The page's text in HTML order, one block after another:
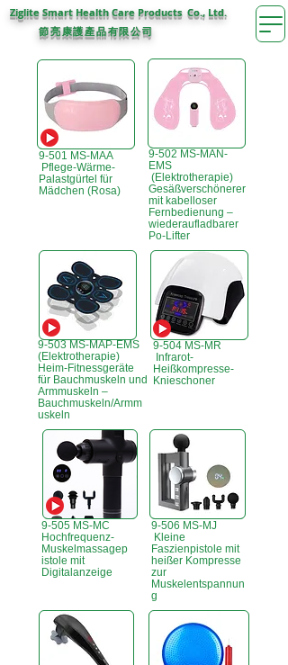
Ziglite Smart Health Care Products Co., Ltd.
節亮康護產品有限公司
9-501 MS-MAA
Pflege-Wärme-
Palastgürtel für
Mädchen (Rosa)
9-502 MS-MAN-
EMS
(Elektrotherapie)
Gesäßverschönerer
mit kabelloser
Fernbedienung –
wiederaufladbarer
Po-Lifter
9-503 MS-MAP-EMS
(Elektrotherapie)
Heim-Fitnessgeräte
für Bauchmuskeln und
Armmuskeln –
Bauchmuskeln/Armm
uskeln
9-504 MS-MR
Infrarot-
Heißkompresse-
Knieschoner
9-505 MS-MC
Hochfrequenz-
Muskelmassagep
istole mit
Digitalanzeige
9-506 MS-MJ
Kleine
Faszienpistole mit
heißer Kompresse
zur
Muskelentspannun
g